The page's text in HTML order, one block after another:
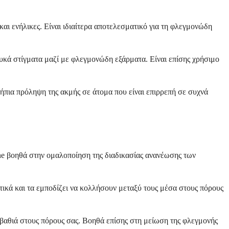
ενήλικες. Είναι ιδιαίτερα αποτελεσματικό για τη φλεγμονώδη
στίγματα μαζί με φλεγμονώδη εξάρματα. Είναι επίσης χρήσιμο
πρόληψη της ακμής σε άτομα που είναι επιρρεπή σε συχνά
στην ομαλοποίηση της διαδικασίας ανανέωσης των
και τα εμποδίζει να κολλήσουν μεταξύ τους μέσα στους πόρους
στους πόρους σας. Βοηθά επίσης στη μείωση της φλεγμονής